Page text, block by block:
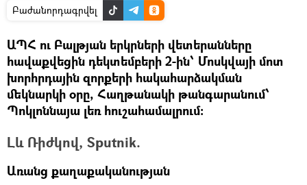
Բաժանորդագրվել
ԱՊՀ ու Բալթյան երկրների վետերանները
հավաքվեցին դեկտեմբերի 2-ին՝ Մոսկվայի մոտ
խորհրդային զորքերի հակահարձակման
մեկնարկի օրը, Հաղթանակի թանգարանում՝
Պոկլոննայա լեռ հուշահամալրում։
Լև Ռիժկով, Sputnik.
Առանց քաղաքականության